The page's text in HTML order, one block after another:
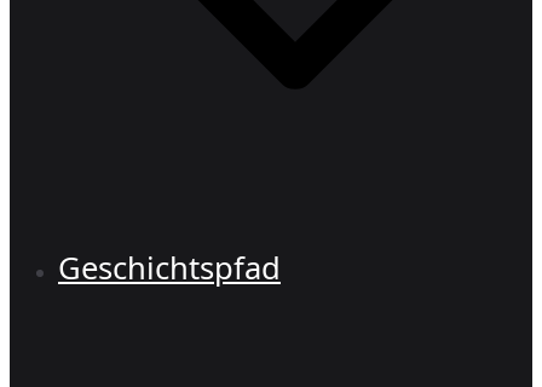
Geschichtspfad